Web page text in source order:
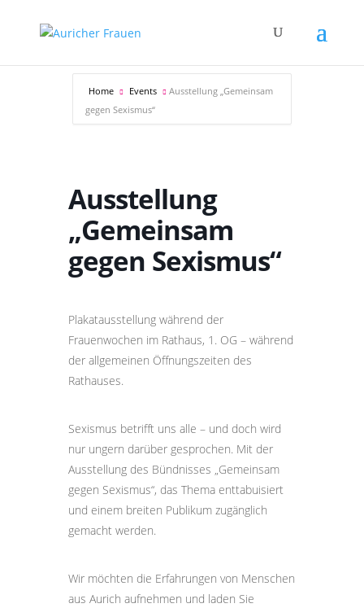
Home Events
Ausstellung „Gemeinsam
gegen Sexismus“
Ausstellung
„Gemeinsam
gegen Sexismus“
Plakatausstellung während der
Frauenwochen im Rathaus, 1. OG – während
der allgemeinen Öffnungszeiten des
Rathauses.
Sexismus betrifft uns alle – und doch wird
nur ungern darüber gesprochen. Mit der
Ausstellung des Bündnisses „Gemeinsam
gegen Sexismus“, das Thema enttabuisiert
und einem breiten Publikum zugänglich
gemacht werden.
Wir möchten die Erfahrungen von Menschen
aus Aurich aufnehmen und laden Sie